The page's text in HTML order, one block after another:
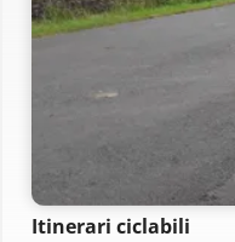
Itinerari ciclabili